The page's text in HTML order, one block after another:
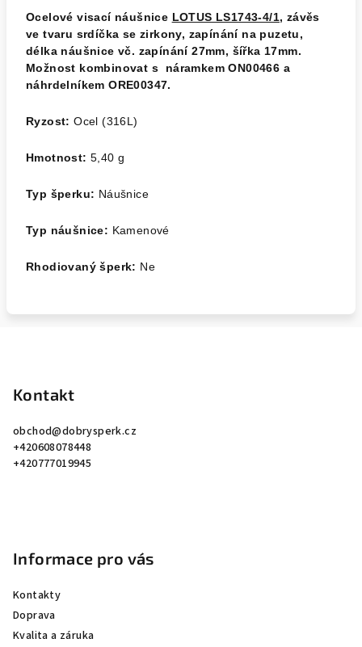
Ocelové visací náušnice LOTUS LS1743-4/1, závěs
ve tvaru srdíčka se zirkony, zapínání na puzetu,
délka náušnice vč. zapínání 27mm, šířka 17mm.
Možnost kombinovat s náramkem ON00466 a
náhrdelníkem ORE00347.
Ryzost: Ocel (316L)
Hmotnost: 5,40 g
Typ šperku: Náušnice
Typ náušnice: Kamenové
Rhodiovaný šperk: Ne
Kontakt
obchod@dobrysperk.cz
+420608078448
+420777019945
Informace pro vás
Kontakty
Doprava
Kvalita a záruka